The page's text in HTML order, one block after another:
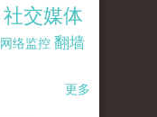
社交媒体
网络监控 翻墙
更多